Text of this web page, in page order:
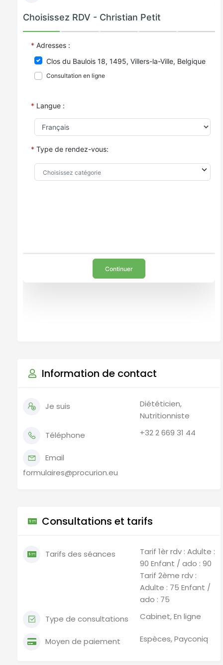
Information de contact
Je suis
Diététicien,
Nutritionniste
Téléphone
+32 2 669 31 44
Email
formulaires@procurion.eu
Consultations et tarifs
Tarifs des séances
Tarif 1èr rdv : Adulte :
90 Enfant / ado : 90
Tarif 2ème rdv :
Adulte : 75 Enfant /
ado : 75
Type de consultations
Cabinet, En ligne
Moyen de paiement Espèces, Payconiq